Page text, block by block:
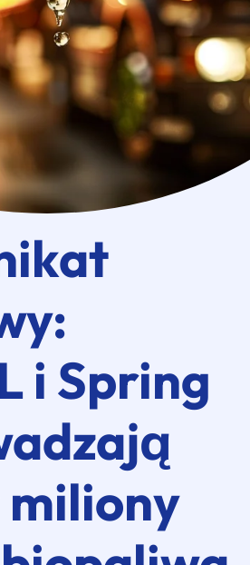
i Spring